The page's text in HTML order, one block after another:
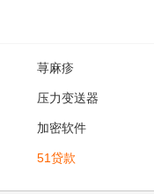
荨麻疹
压力变送器
加密软件
51贷款